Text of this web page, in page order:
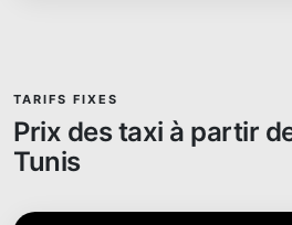
TARIFS FIXES
Prix des taxi à partir
Tunis